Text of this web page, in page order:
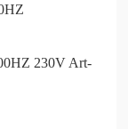
230V Art-